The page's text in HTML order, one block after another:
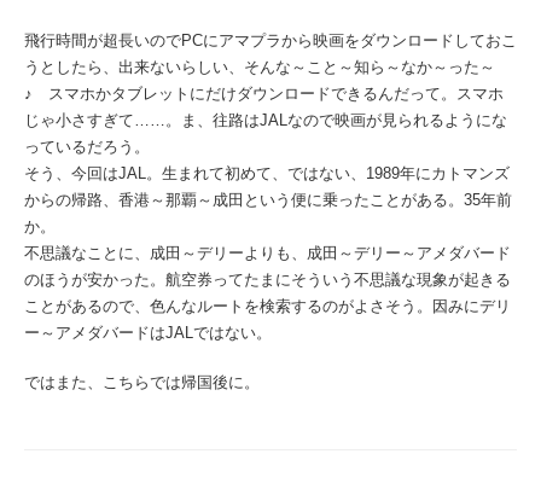
飛行時間が超長いのでPCにアマプラから映画をダウンロードしておこ
うとしたら、出来ないらしい、そんな～こと～知ら～なか～った～
♪ スマホかタブレットにだけダウンロードできるんだって。スマホ
じゃ小さすぎて……。ま、往路はJALなので映画が見られるようにな
っているだろう。
そう、今回はJAL。生まれて初めて、ではない、1989年にカトマンズ
からの帰路、香港～那覇～成田という便に乗ったことがある。35年前
か。
不思議なことに、成田～デリーよりも、成田～デリー～アメダバード
のほうが安かった。航空券ってたまにそういう不思議な現象が起きる
ことがあるので、色んなルートを検索するのがよさそう。因みにデリ
ー～アメダバードはJALではない。
ではまた、こちらでは帰国後に。